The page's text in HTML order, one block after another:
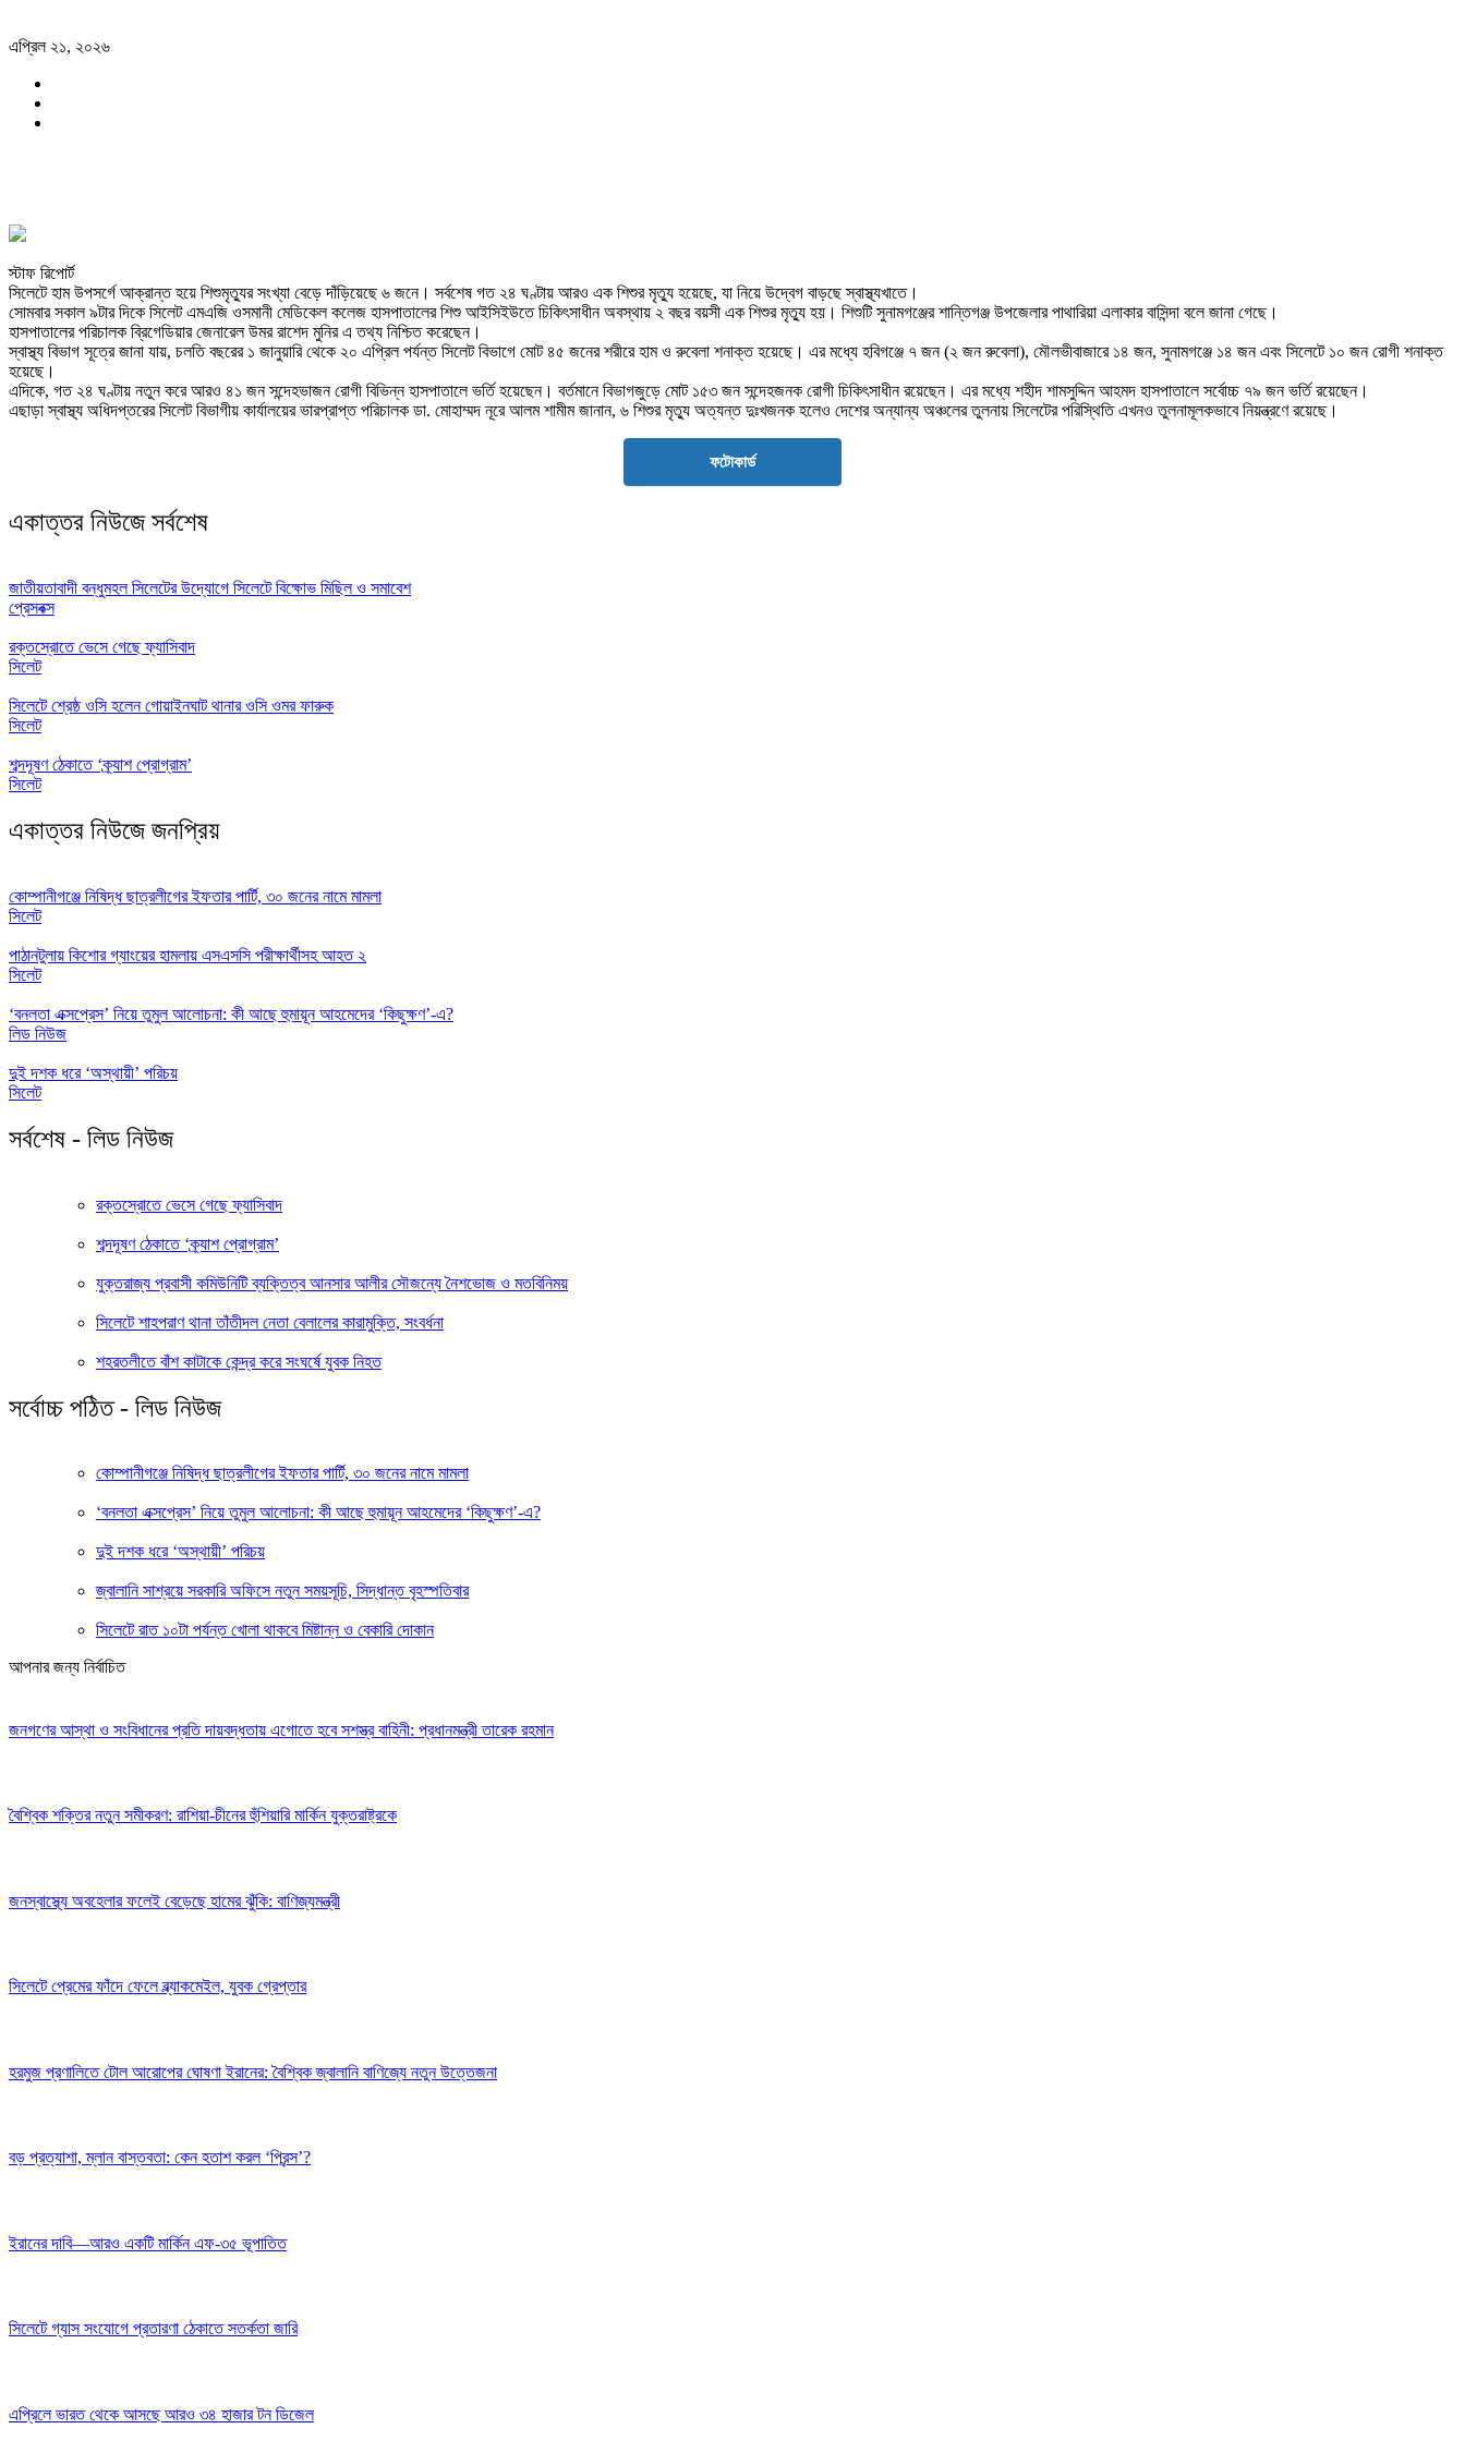
এপ্রিল ২১, ২০২৬
স্টাফ রিপোর্ট
সিলেটে হাম উপসর্গে আক্রান্ত হয়ে শিশুমৃত্যুর সংখ্যা বেড়ে দাঁড়িয়েছে ৬ জনে। সর্বশেষ গত ২৪ ঘণ্টায় আরও এক শিশুর মৃত্যু হয়েছে, যা নিয়ে উদ্বেগ বাড়ছে স্বাস্থ্যখাতে।
সোমবার সকাল ৯টার দিকে সিলেট এমএজি ওসমানী মেডিকেল কলেজ হাসপাতালের শিশু আইসিইউতে চিকিৎসাধীন অবস্থায় ২ বছর বয়সী এক শিশুর মৃত্যু হয়। শিশুটি সুনামগঞ্জের শান্তিগঞ্জ উপজেলার পাথারিয়া এলাকার বাসিন্দা বলে জানা গেছে।
হাসপাতালের পরিচালক ব্রিগেডিয়ার জেনারেল উমর রাশেদ মুনির এ তথ্য নিশ্চিত করেছেন।
স্বাস্থ্য বিভাগ সূত্রে জানা যায়, চলতি বছরের ১ জানুয়ারি থেকে ২০ এপ্রিল পর্যন্ত সিলেট বিভাগে মোট ৪৫ জনের শরীরে হাম ও রুবেলা শনাক্ত হয়েছে। এর মধ্যে হবিগঞ্জে ৭ জন (২ জন রুবেলা), মৌলভীবাজারে ১৪ জন, সুনামগঞ্জে ১৪ জন এবং সিলেটে ১০ জন রোগী শনাক্ত
হয়েছে।
এদিকে, গত ২৪ ঘণ্টায় নতুন করে আরও ৪১ জন সন্দেহভাজন রোগী বিভিন্ন হাসপাতালে ভর্তি হয়েছেন। বর্তমানে বিভাগজুড়ে মোট ১৫৩ জন সন্দেহজনক রোগী চিকিৎসাধীন রয়েছেন। এর মধ্যে শহীদ শামসুদ্দিন আহমদ হাসপাতালে সর্বোচ্চ ৭৯ জন ভর্তি রয়েছেন।
এছাড়া স্বাস্থ্য অধিদপ্তরের সিলেট বিভাগীয় কার্যালয়ের ভারপ্রাপ্ত পরিচালক ডা. মোহাম্মদ নূরে আলম শামীম জানান, ৬ শিশুর মৃত্যু অত্যন্ত দুঃখজনক হলেও দেশের অন্যান্য অঞ্চলের তুলনায় সিলেটের পরিস্থিতি এখনও তুলনামূলকভাবে নিয়ন্ত্রণে রয়েছে।
ফটোকার্ড
একাত্তর নিউজে সর্বশেষ
জাতীয়তাবাদী বন্ধুমহল সিলেটের উদ্যোগে সিলেটে বিক্ষোভ মিছিল ও সমাবেশ
প্রেসবক্স
রক্তস্রোতে ভেসে গেছে ফ্যাসিবাদ
সিলেট
সিলেটে শ্রেষ্ঠ ওসি হলেন গোয়াইনঘাট থানার ওসি ওমর ফারুক
সিলেট
শব্দদূষণ ঠেকাতে ‘ক্র্যাশ প্রোগ্রাম’
সিলেট
একাত্তর নিউজে জনপ্রিয়
কোম্পানীগঞ্জে নিষিদ্ধ ছাত্রলীগের ইফতার পার্টি, ৩০ জনের নামে মামলা
সিলেট
পাঠানটুলায় কিশোর গ্যাংয়ের হামলায় এসএসসি পরীক্ষার্থীসহ আহত ২
সিলেট
‘বনলতা এক্সপ্রেস’ নিয়ে তুমুল আলোচনা: কী আছে হুমায়ূন আহমেদের ‘কিছুক্ষণ’-এ?
লিড নিউজ
দুই দশক ধরে ‘অস্থায়ী’ পরিচয়
সিলেট
সর্বশেষ - লিড নিউজ
রক্তস্রোতে ভেসে গেছে ফ্যাসিবাদ
শব্দদূষণ ঠেকাতে ‘ক্র্যাশ প্রোগ্রাম’
যুক্তরাজ্য প্রবাসী কমিউনিটি ব্যক্তিত্ব আনসার আলীর সৌজন্যে নৈশভোজ ও মতবিনিময়
সিলেটে শাহপরাণ থানা তাঁতীদল নেতা বেলালের কারামুক্তি, সংবর্ধনা
শহরতলীতে বাঁশ কাটাকে কেন্দ্র করে সংঘর্ষে যুবক নিহত
সর্বোচ্চ পঠিত - লিড নিউজ
কোম্পানীগঞ্জে নিষিদ্ধ ছাত্রলীগের ইফতার পার্টি, ৩০ জনের নামে মামলা
‘বনলতা এক্সপ্রেস’ নিয়ে তুমুল আলোচনা: কী আছে হুমায়ূন আহমেদের ‘কিছুক্ষণ’-এ?
দুই দশক ধরে ‘অস্থায়ী’ পরিচয়
জ্বালানি সাশ্রয়ে সরকারি অফিসে নতুন সময়সূচি, সিদ্ধান্ত বৃহস্পতিবার
সিলেটে রাত ১০টা পর্যন্ত খোলা থাকবে মিষ্টান্ন ও বেকারি দোকান
আপনার জন্য নির্বাচিত
জনগণের আস্থা ও সংবিধানের প্রতি দায়বদ্ধতায় এগোতে হবে সশস্ত্র বাহিনী: প্রধানমন্ত্রী তারেক রহমান
বৈশ্বিক শক্তির নতুন সমীকরণ: রাশিয়া-চীনের হুঁশিয়ারি মার্কিন যুক্তরাষ্ট্রকে
জনস্বাস্থ্যে অবহেলার ফলেই বেড়েছে হামের ঝুঁকি: বাণিজ্যমন্ত্রী
সিলেটে প্রেমের ফাঁদে ফেলে ব্ল্যাকমেইল, যুবক গ্রেপ্তার
হরমুজ প্রণালিতে টোল আরোপের ঘোষণা ইরানের: বৈশ্বিক জ্বালানি বাণিজ্যে নতুন উত্তেজনা
বড় প্রত্যাশা, ম্লান বাস্তবতা: কেন হতাশ করল ‘প্রিন্স’?
ইরানের দাবি—আরও একটি মার্কিন এফ-৩৫ ভূপাতিত
সিলেটে গ্যাস সংযোগে প্রতারণা ঠেকাতে সতর্কতা জারি
এপ্রিলে ভারত থেকে আসছে আরও ৩৪ হাজার টন ডিজেল